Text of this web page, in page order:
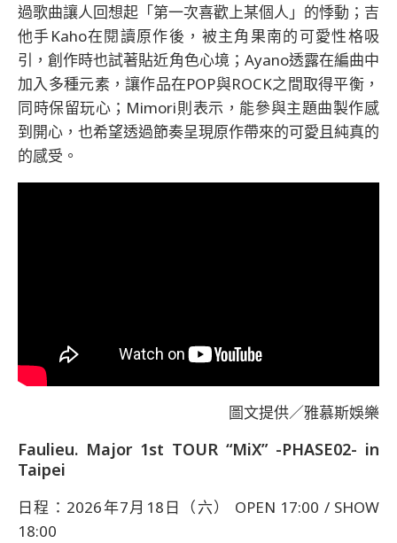
過歌曲讓人回想起「第一次喜歡上某個人」的悸動；吉
他手Kaho在閱讀原作後，被主角果南的可愛性格吸
引，創作時也試著貼近角色心境；Ayano透露在編曲中
加入多種元素，讓作品在POP與ROCK之間取得平衡，
同時保留玩心；Mimori則表示，能參與主題曲製作感
到開心，也希望透過節奏呈現原作帶來的可愛且純真的
的感受。
圖文提供／雅慕斯娛樂
Faulieu. Major 1st TOUR “MiX” -PHASE02- in
Taipei
日程：2026年7月18日（六） OPEN 17:00 / SHOW
18:00